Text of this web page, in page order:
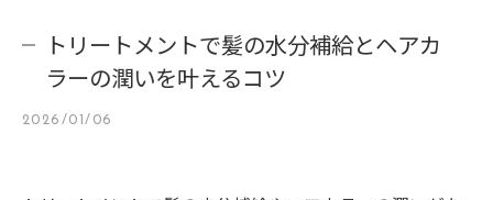
トリートメントで髪の水分補給とヘアカ
ラーの潤いを叶えるコツ
2026/01/06